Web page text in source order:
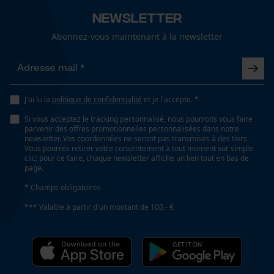
Fonction de hachage
Non
Inverseur de phase
Non
Coupe en biais
Newsletter
Abonnez-vous maintenant à la newsletter
J'ai lu la politique de confidentialité et je l'accepte. *
Si vous acceptez le tracking personnalisé, nous pourrons vous faire
parvenir des offres promotionnelles personnalisées dans notre
newsletter. Vos coordonnées ne seront pas transmises à des tiers.
Vous pourrez retirer votre consentement à tout moment sur simple
clic; pour ce faire, chaque newsletter affiche un lien tout en bas de
page.
* Champs obligatoires
*** Valable à partir d'un montant de 100,- €
Cookies de performance et de
fonctionnalité
Loop54 Personalization
Page d'accueil personnalisée
Panier sauvegardé
Salutation personnelle
Prise de contact par chat